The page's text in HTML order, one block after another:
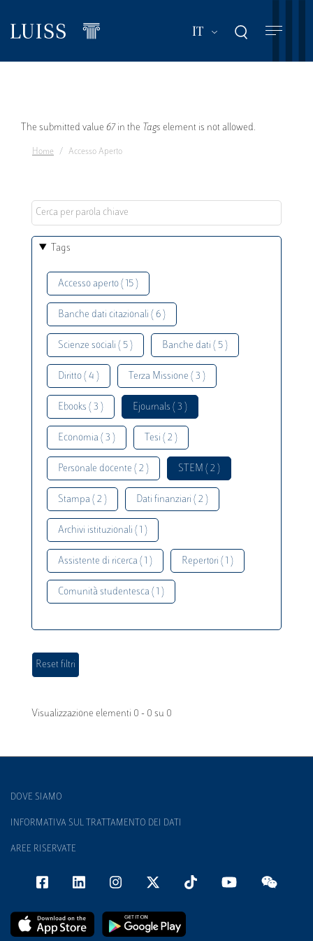
contenuto
IT Mostra ulteriori
Messaggio
di
The submitted value 67 in the Tags element is not allowed.
Home Accesso Aperto
Tags
Accesso aperto ( 15 )
Banche dati citazionali ( 6 )
Scienze sociali ( 5 ) Banche dati ( 5 )
Diritto ( 4 ) Terza Missione ( 3 )
Ebooks ( 3 ) Ejournals ( 3 )
Economia ( 3 ) Tesi ( 2 )
Personale docente ( 2 ) STEM ( 2 )
Stampa ( 2 ) Dati finanziari ( 2 )
Archivi istituzionali ( 1 )
Assistente di ricerca ( 1 ) Repertori ( 1 )
Comunità studentesca ( 1 )
Visualizzazione elementi 0 - 0 su 0
DOVE SIAMO
INFORMATIVA SUL TRATTAMENTO DEI DATI
AREE RISERVATE